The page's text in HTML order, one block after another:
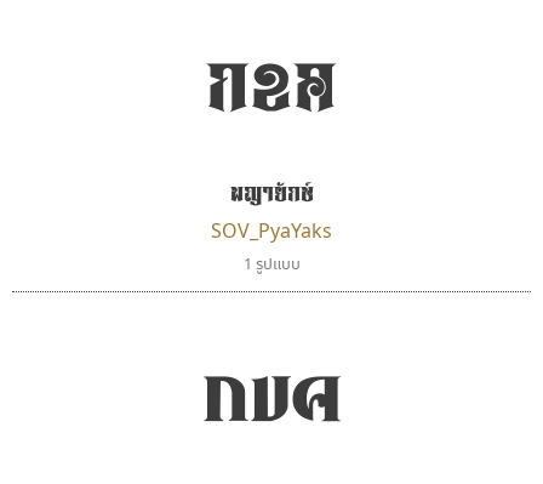
กขค
พญายักษ์
SOV_PyaYaks
1 รูปแบบ
กขค